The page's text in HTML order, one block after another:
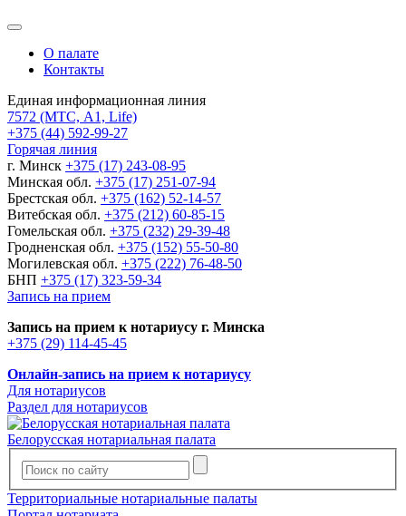
О палате
Контакты
Единая информационная линия
7572 (МТС, A1, Life)
+375 (44) 592-99-27
Горячая линия
г. Минск +375 (17) 243-08-95
Минская обл. +375 (17) 251-07-94
Брестская обл. +375 (162) 52-14-57
Витебская обл. +375 (212) 60-85-15
Гомельская обл. +375 (232) 29-39-48
Гродненская обл. +375 (152) 55-50-80
Могилевская обл. +375 (222) 76-48-50
БНП +375 (17) 323-59-34
Запись на прием
Запись на прием к нотариусу г. Минска
+375 (29) 114-45-45
Онлайн-запись на прием к нотариусу
Для нотариусов
Раздел для нотариусов
Белорусская нотариальная палата
Территориальные нотариальные палаты